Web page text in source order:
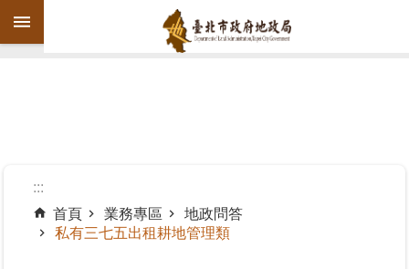
跳到主要內容區塊
機
:::
首頁
業務專區
地政問答
私有三七五出租耕地管理類